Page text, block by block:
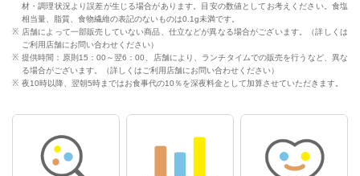
材・調理状況より誤差が生じる場合があります。目安の数値としてお考えください。食塩
相当量、脂質、食物繊維の表記のないものは0.1g未満です。
店舗によって一部販売していない商品、仕立などが異なる場合がございます。（詳しくは
ご利用店舗にお問い合わせください）
提供時間：原則15：00～翌6：00、店舗により、ランチタイムでの販売を行うなど、異な
る場合がございます。（詳しくはご利用店舗にお問い合わせください）
夜10時以降、翌朝5時まではお食事代の10％を深夜料金として加算させていただきます。